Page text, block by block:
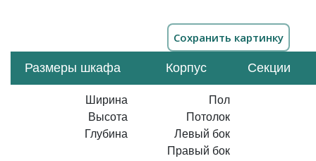
Размеры шкафа Корпус Секции
Ширина
Высота
Глубина
Пол
Потолок
Левый бок
Правый бок